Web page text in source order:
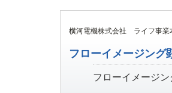
横河電機株式会社 ライフ事
フローイメージング
フローイメージ